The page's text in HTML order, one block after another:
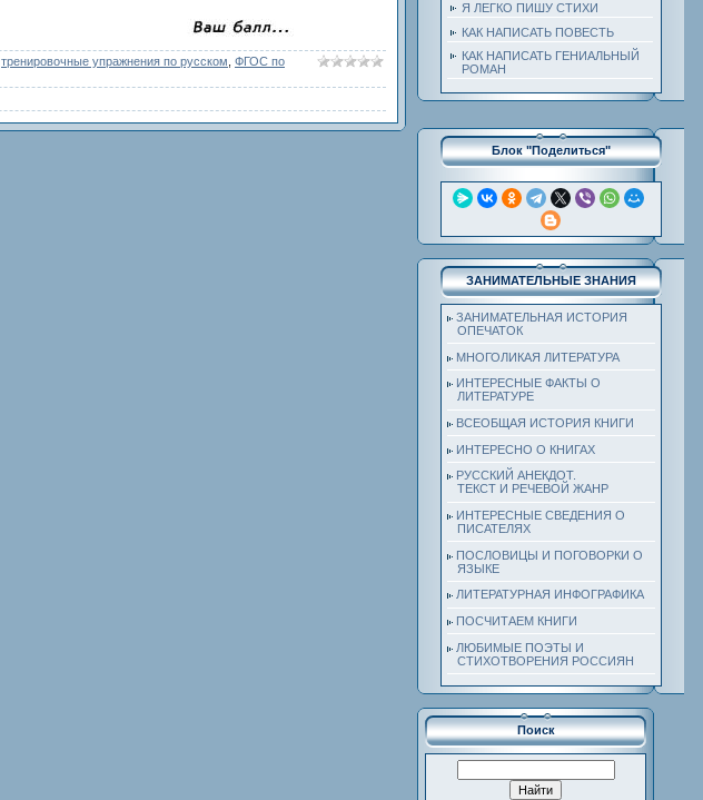
тренировочные упражнения по русском ФГОС по
Я ЛЕГКО ПИШУ СТИХИ
КАК НАПИСАТЬ ПОВЕСТЬ
КАК НАПИСАТЬ ГЕНИАЛЬНЫЙ
РОМАН
Блок "Поделиться"
ЗАНИМАТЕЛЬНЫЕ ЗНАНИЯ
ЗАНИМАТЕЛЬНАЯ ИСТОРИЯ
ОПЕЧАТОК
МНОГОЛИКАЯ ЛИТЕРАТУРА
ИНТЕРЕСНЫЕ ФАКТЫ О
ЛИТЕРАТУРЕ
ВСЕОБЩАЯ ИСТОРИЯ КНИГИ
ИНТЕРЕСНО О КНИГАХ
РУССКИЙ АНЕКДОТ.
ТЕКСТ И РЕЧЕВОЙ ЖАНР
ИНТЕРЕСНЫЕ СВЕДЕНИЯ О
ПИСАТЕЛЯХ
ПОСЛОВИЦЫ И ПОГОВОРКИ О
ЯЗЫКЕ
ЛИТЕРАТУРНАЯ ИНФОГРАФИКА
ПОСЧИТАЕМ КНИГИ
ЛЮБИМЫЕ ПОЭТЫ И
СТИХОТВОРЕНИЯ РОССИЯН
Поиск